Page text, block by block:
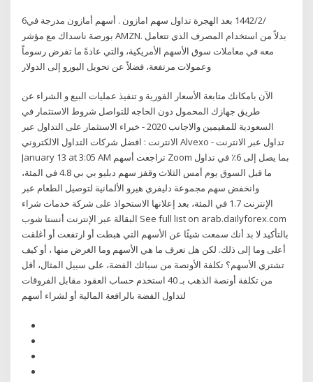
6‏‏/2‏‏/1442 بعد الهجرة تداول سهم امازون . أسهم أمازون مدرجة في
بورصة ناسداك مع مؤشر AMZN. بدلاً من استخدام المصرف الذي تتعامل
معه في معاملات سوق الأسهم الأمريكية، والتي عادةً ما تفرض رسوماً
وعمولات مرتفعة، فضلاً عن تحويل اليورو إلى الدولار
الآن بامكانك متابعة الأسعار الفورية و تنفيذ عمليات البيع و الشراء عن
طريق جهازك المحمول دون الحاجه للتواصل شروط الاستثمار في
السعودية للمقيمين والاجانب 2020 - خبراء الاستثمار على التداول عبر
الانترنت : افضل شركات التداول الالكتروني ‎Alvexo - تداول عبر الانترنت‎
January 13 at 3:05 AM تراجعت أسهم Zoom بما يصل إلى 6٪ في تداول
ما قبل السوق يوم أمس الثلاث وقفز سهم دبليو بي بي 4.8 في المئة،
وانخفض سهم مجموعة دليفري هيرو الألمانية لتوصيل الطعام عبر
الإنترنت 1.7 في المئة، بعد إعلانها الاستحواذ على شركة خدمات شراء
البقالة عبر الإنترنت أنستا شوب See full list on arab.dailyforex.com
بالتأكيد لا بد أنك سمعت شيئًا عن الأسهم التي هبطت أو ارتفعت أو أغلقت
أعلى وما إلى ذلك. لكن هل تعرف ما هي الأسهم وما الغرض منها ، أو كيف
تشتري الأسهم؟ تكلفة الأونصة من سبائك الفضة، على سبيل المثال، أقل
من تكلفة أونصة الذهب بـ 40 استخدم حساب العقود مقابل الفروقات